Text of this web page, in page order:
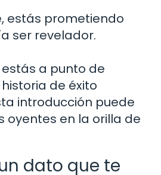
estás prometiendo
ser revelador.
estás a punto de
de éxito
introducción puede
oyentes en la orilla de
dato que te